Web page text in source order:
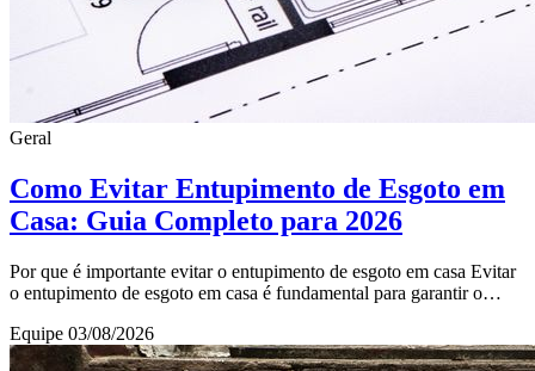
Geral
Como Evitar Entupimento de Esgoto em
Casa: Guia Completo para 2026
Por que é importante evitar o entupimento de esgoto em casa Evitar
o entupimento de esgoto em casa é fundamental para garantir o
Equipe 03/08/2026